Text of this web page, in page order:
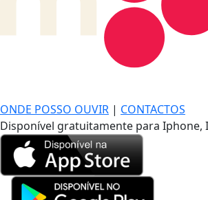
ONDE POSSO OUVIR | CONTACTOS
Disponível gratuitamente para Iphone,